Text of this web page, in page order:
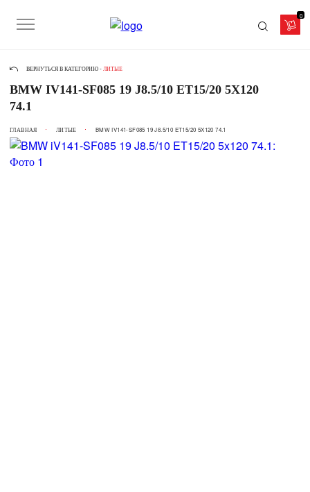
0
ВЕРНУТЬСЯ В КАТЕГОРИЮ - ЛИТЫЕ
BMW IV141-SF085 19 J8.5/10 ET15/20 5X120
74.1
ГЛАВНАЯ ЛИТЫЕ BMW IV141-SF085 19 J8.5/10 ET15/20 5X120 74.1